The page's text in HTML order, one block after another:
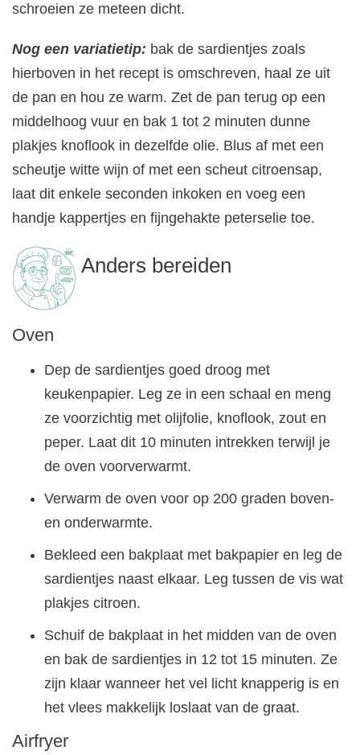
schroeien ze meteen dicht.
Nog een variatietip: bak de sardientjes zoals
hierboven in het recept is omschreven, haal ze uit
de pan en hou ze warm. Zet de pan terug op een
middelhoog vuur en bak 1 tot 2 minuten dunne
plakjes knoflook in dezelfde olie. Blus af met een
scheutje witte wijn of met een scheut citroensap,
laat dit enkele seconden inkoken en voeg een
handje kappertjes en fijngehakte peterselie toe.
Anders bereiden
Oven
Dep de sardientjes goed droog met
keukenpapier. Leg ze in een schaal en meng
ze voorzichtig met olijfolie, knoflook, zout en
peper. Laat dit 10 minuten intrekken terwijl je
de oven voorverwarmt.
Verwarm de oven voor op 200 graden boven-
en onderwarmte.
Bekleed een bakplaat met bakpapier en leg de
sardientjes naast elkaar. Leg tussen de vis wat
plakjes citroen.
Schuif de bakplaat in het midden van de oven
en bak de sardientjes in 12 tot 15 minuten. Ze
zijn klaar wanneer het vel licht knapperig is en
het vlees makkelijk loslaat van de graat.
Airfryer